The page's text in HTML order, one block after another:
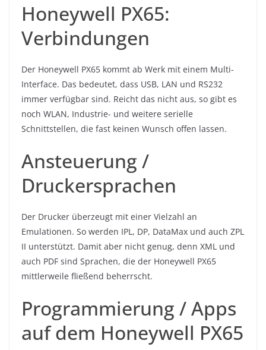
Honeywell PX65:
Verbindungen
Der Honeywell PX65 kommt ab Werk mit einem Multi-
Interface. Das bedeutet, dass USB, LAN und RS232
immer verfügbar sind. Reicht das nicht aus, so gibt es
noch WLAN, Industrie- und weitere serielle
Schnittstellen, die fast keinen Wunsch offen lassen.
Ansteuerung /
Druckersprachen
Der Drucker überzeugt mit einer Vielzahl an
Emulationen. So werden IPL, DP, DataMax und auch ZPL
II unterstützt. Damit aber nicht genug, denn XML und
auch PDF sind Sprachen, die der Honeywell PX65
mittlerweile fließend beherrscht.
Programmierung / Apps
auf dem Honeywell PX65